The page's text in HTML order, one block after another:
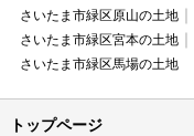
さいたま市緑区原山の土地
さいたま市緑区宮本の土地
さいたま市緑区馬場の土地
トップページ